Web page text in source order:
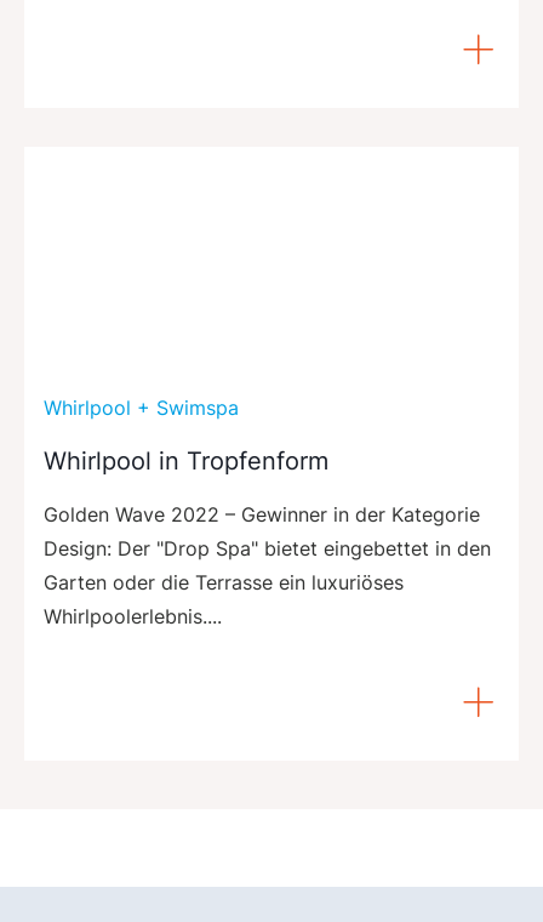
Whirlpool + Swimspa
Whirlpool in Tropfenform
Golden Wave 2022 – Gewinner in der Kategorie
Design: Der "Drop Spa" bietet eingebettet in den
Garten oder die Terrasse ein luxuriöses
Whirlpoolerlebnis....